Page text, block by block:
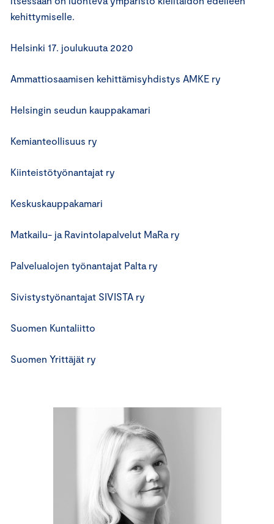
kehittymiselle.
Helsinki 17. joulukuuta 2020
Ammattiosaamisen kehittämisyhdistys AMKE ry
Helsingin seudun kauppakamari
Kemianteollisuus ry
Kiinteistötyönantajat ry
Keskuskauppakamari
Matkailu- ja Ravintolapalvelut MaRa ry
Palvelualojen työnantajat Palta ry
Sivistystyönantajat SIVISTA ry
Suomen Kuntaliitto
Suomen Yrittäjät ry